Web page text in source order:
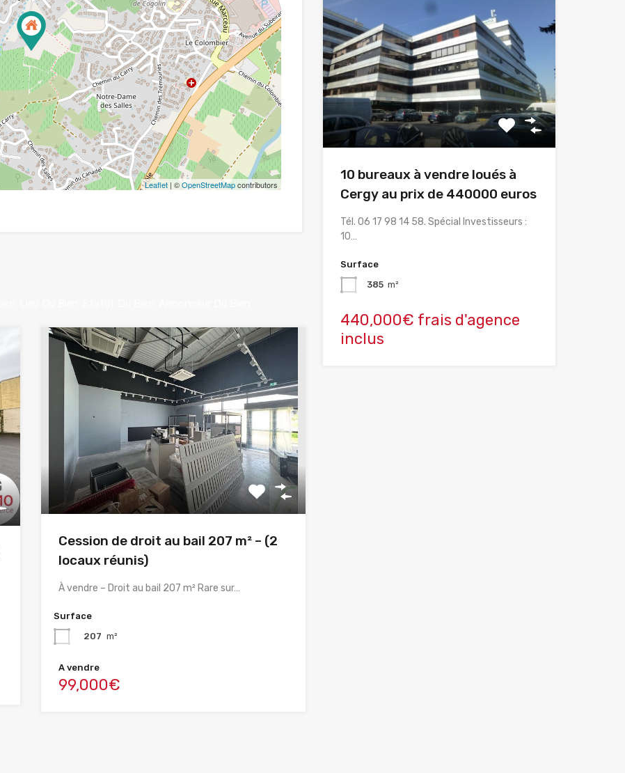
Leaflet| ©OpenStreetMapcontributors
Cession de droit au bail 207 m² – (2
locaux réunis)
À vendre – Droit au bail 207 m² Rare sur…
Surface
207 m²
A vendre
99,000€
10 bureaux à vendre loués à
Cergy au prix de 440000 euros
Tél. 06 17 98 14 58. Spécial Investisseurs :
10…
Surface
385 m²
440,000€ frais d'agence
inclus